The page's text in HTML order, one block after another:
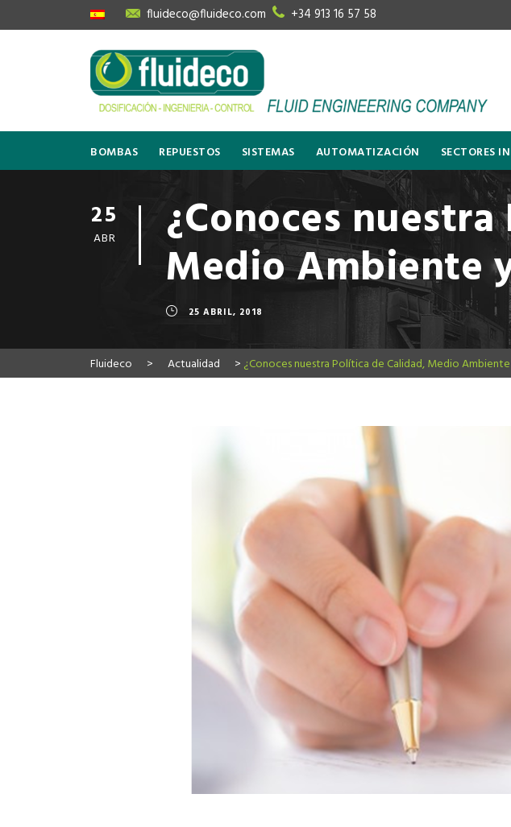
fluideco@fluideco.com +34 913 16 57 58
BOMBAS REPUESTOS SISTEMAS AUTOMATIZACIÓN SECTORES
25
ABR ¿Conoces
Medio Ambiente
25 ABRIL, 2018
Fluideco > Actualidad > ¿Conoces nuestra Política de Calidad, Medio